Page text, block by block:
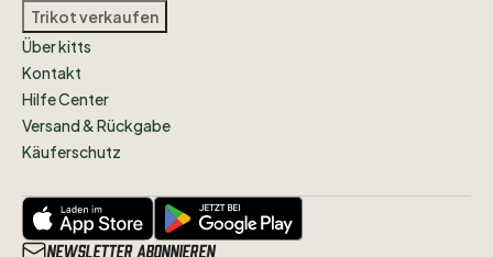
Trikot verkaufen
Über kitts
Kontakt
Hilfe Center
Versand & Rückgabe
Käuferschutz
Newsletter abonnieren